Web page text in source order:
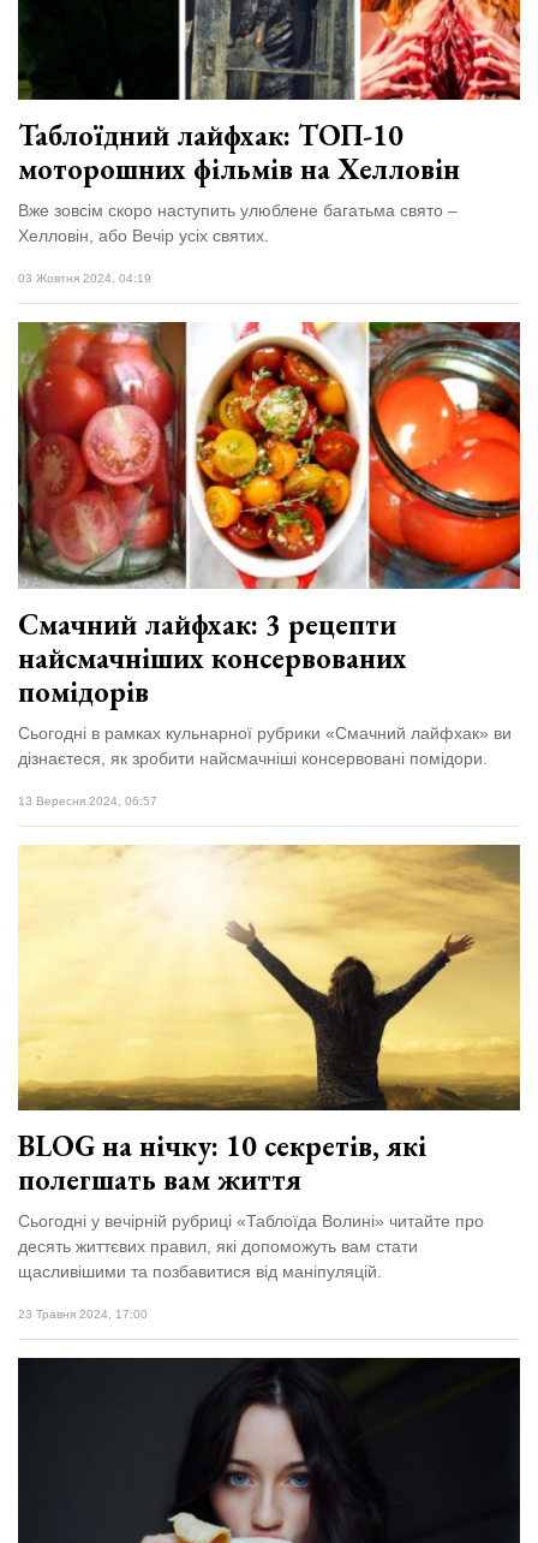
Спартакіада
VolWe...
29 Липня 2026
578 переглядів
Персона
Лайф
ZONE 18+
Контакти
Політика конфіденційності
Таблоїдний лайфхак: ТОП-10
моторошних фільмів на Хелловін
Вже зовсім скоро наступить улюблене багатьма свято –
Хелловін, або Вечір усіх святих.
03 Жовтня 2024, 04:19
Смачний лайфхак: 3 рецепти
найсмачніших консервованих
помідорів
Сьогодні в рамках кульнарної рубрики «Смачний лайфхак» ви
дізнаєтеся, як зробити найсмачніші консервовані помідори.
13 Вересня 2024, 06:57
BLOG на нічку: 10 секретів, які
полегшать вам життя
Сьогодні у вечірній рубриці «Таблоїда Волині» читайте про
десять життєвих правил, які допоможуть вам стати
щасливішими та позбавитися від маніпуляцій.
23 Травня 2024, 17:00